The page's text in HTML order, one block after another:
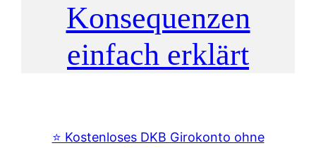
Konsequenzen
einfach erklärt
⭐️ Kostenloses DKB Girokonto ohne